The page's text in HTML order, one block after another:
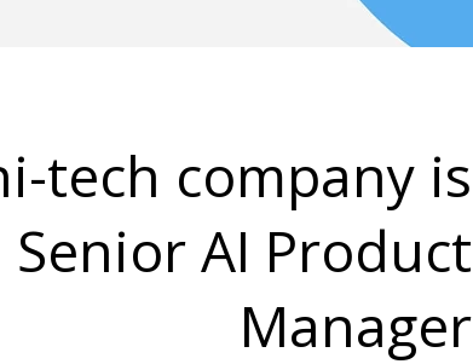
tech company is
AI Product
Manager